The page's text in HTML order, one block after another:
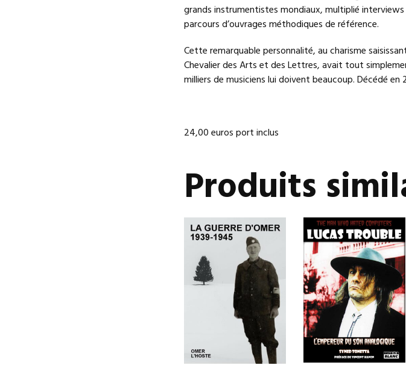
grands instrumentistes mondiaux, multiplié
parcours d’ouvrages méthodiques de référence.
Cette remarquable personnalité, au charisme
Chevalier des Arts et des Lettres, avait tout
milliers de musiciens lui doivent beaucoup. Décédé en
24,00 euros port inclus
Produits